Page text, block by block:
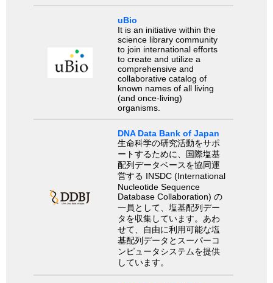
uBio
It is an initiative within the
science library community
to join international efforts
to create and utilize a
comprehensive and
collaborative catalog of
known names of all living
(and once-living)
organisms.
DNA Data Bank of Japan
生命科学の研究活動をサポ
ートするために、国際塩基
配列データベースを協同運
営する INSDC (International
Nucleotide Sequence
Database Collaboration) の
一員として、塩基配列デー
タを収集しています。あわ
せて、自由に利用可能な塩
基配列データとスーパーコ
ンピュータシステムを提供
しています。